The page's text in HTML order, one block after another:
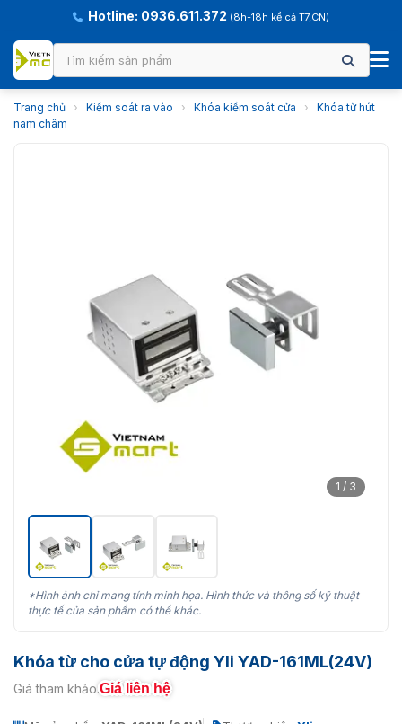
Hotline: 0936.611.372 (8h-18h kể cả T7,CN)
Trang chủ › Kiểm soát ra vào › Khóa kiểm soát cửa ›
Khóa từ hút
nam châm
1 / 3
*Hình ảnh chỉ mang tính minh họa. Hình thức và thông số kỹ thuật
thực tế của sản phẩm có thể khác.
Khóa từ cho cửa tự động Yli YAD-161ML(24V)
Giá tham khảo:Giá liên hệ